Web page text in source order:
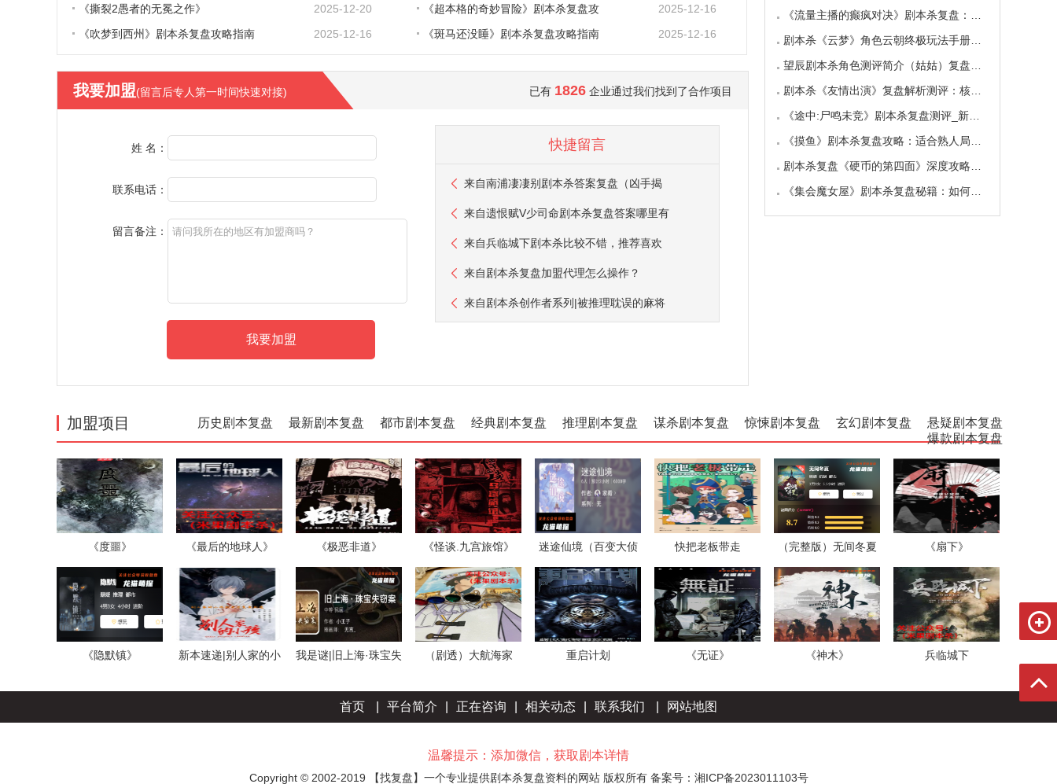
《撕裂2愚者的无冕之作》
2025-12-20 《超本格的奇妙冒险》剧本杀复盘攻
2025-12-16
《吹梦到西州》剧本杀复盘攻略指南
2025-12-16 《斑马还没睡》剧本杀复盘攻略指南 2025-12-16
我要加盟(留言后专人第一时间快速对接) 已有 1826 企业通过我们找到了合作项目
姓 名：
联系电话：
留言备注：
快捷留言
来自南浦凄凄别剧本杀答案复盘（凶手揭
来自遗恨赋V少司命剧本杀复盘答案哪里有
来自兵临城下剧本杀比较不错，推荐喜欢
来自剧本杀复盘加盟代理怎么操作？
来自剧本杀创作者系列|被推理耽误的麻将
《流量主播的癫疯对决》剧本杀复盘：主播内卷
剧本杀《云梦》角色云朝终极玩法手册：9.6小时
望辰剧本杀角色测评简介（姑姑）复盘解析/完整
剧本杀《友情出演》复盘解析测评：核诡惊艳，
《途中:尸鸣未竞》剧本杀复盘测评_新本体验_角
《摸鱼》剧本杀复盘攻略：适合熟人局与简单易
剧本杀复盘《硬币的第四面》深度攻略：角色视
《集会魔女屋》剧本杀复盘秘籍：如何巧妙利用
加盟项目 悬疑剧本复盘
玄幻剧本复盘
惊悚剧本复盘
谋杀剧本复盘
推理剧本复盘
经典剧本复盘
都市剧本复盘
最新剧本复盘
历史剧本复盘
爆款剧本复盘
《度噩》 《最后的地球人》 《极恶非道》 《怪谈.九宫旅馆》
迷途仙境（百变大侦
快把老板带走 （完整版）无间冬夏 《扇下》
《隐默镇》
新本速递|别人家的小
我是谜|旧上海·珠宝失
（剧透）大航海家 重启计划 《无证》 《神木》 兵临城下
首页 平台简介 正在咨询 相关动态 联系我们 网站地图
温馨提示：添加微信，获取剧本详情
Copyright © 2002-2019 【找复盘】一个专业提供剧本杀复盘资料的网站 版权所有 备案号：湘ICP备2023011103号